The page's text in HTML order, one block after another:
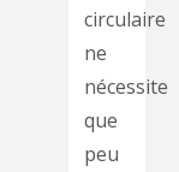
circulaire
ne
nécessite
que
peu